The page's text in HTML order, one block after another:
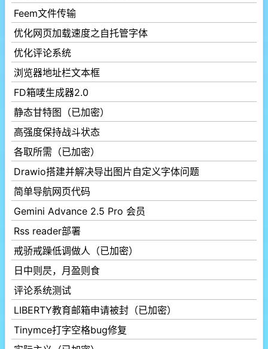
Feem文件传输
优化网页加载速度之自托管字体
优化评论系统
浏览器地址栏文本框
FD箱唛生成器2.0
静态甘特图（已加密）
高强度保持战斗状态
各取所需（已加密）
Drawio搭建并解决导出图片自定义字体问题
简单导航网页代码
Gemini Advance 2.5 Pro 会员
Rss reader部署
戒骄戒躁低调做人（已加密）
日中则昃，月盈则食
评论系统测试
LIBERTY教育邮箱申请被封（已加密）
Tinymce打字空格bug修复